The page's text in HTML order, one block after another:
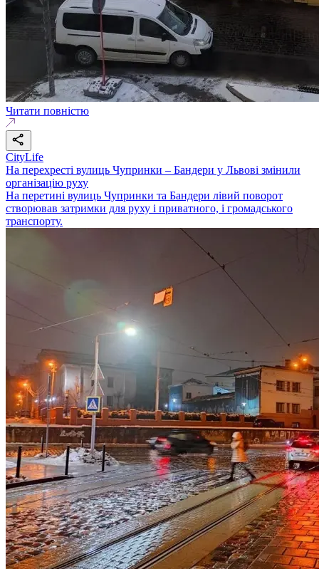
Читати повністю
CityLife
На перехресті вулиць Чупринки – Бандери у Львові змінили
організацію руху
На перетині вулиць Чупринки та Бандери лівий поворот
створював затримки для руху і приватного, і громадського
транспорту.